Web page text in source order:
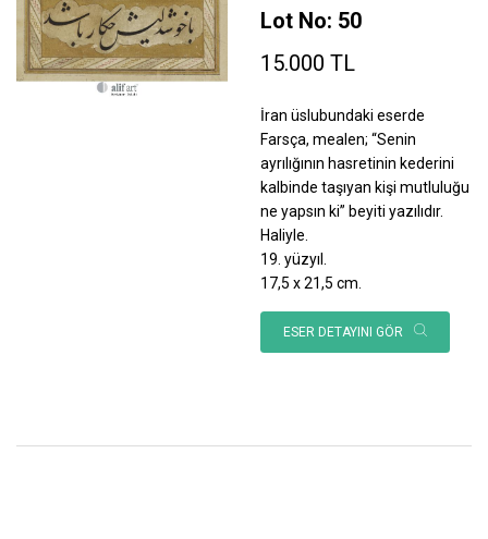
Lot No: 50
15.000 TL
İran üslubundaki eserde
Farsça, mealen; “Senin
ayrılığının hasretinin kederini
kalbinde taşıyan kişi mutluluğu
ne yapsın ki” beyiti yazılıdır.
Haliyle.
19. yüzyıl.
17,5 x 21,5 cm.
ESER DETAYINI GÖR